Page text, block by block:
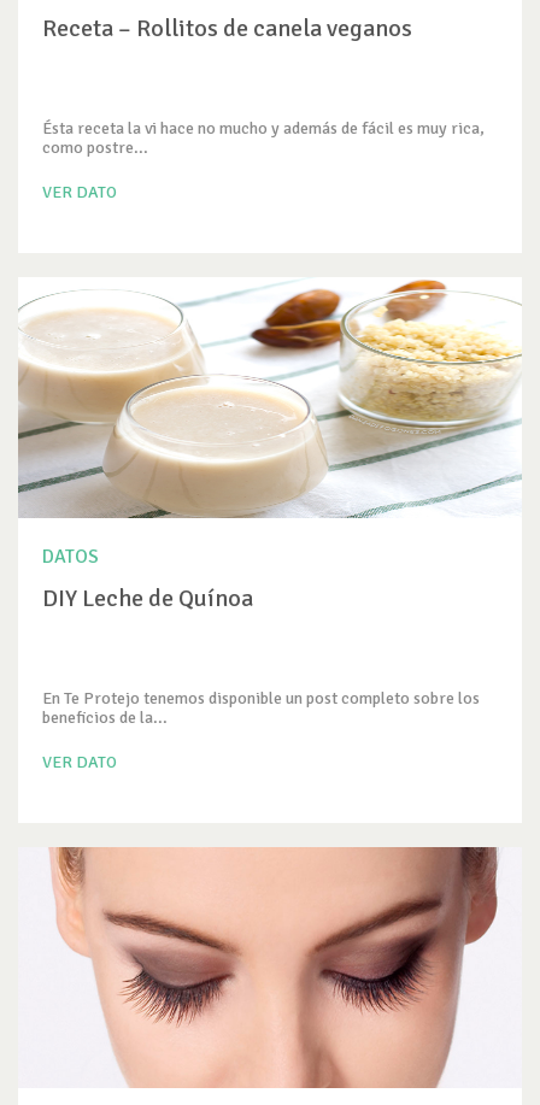
Receta – Rollitos de canela veganos
Ésta receta la vi hace no mucho y además de fácil es muy rica,
como postre...
VER DATO
DATOS
DIY Leche de Quínoa
En Te Protejo tenemos disponible un post completo sobre los
beneficios de la...
VER DATO